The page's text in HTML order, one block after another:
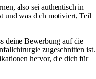
also sei authentisch in
und was dich motiviert, Teil
deine Bewerbung auf die
zugeschnitten ist.
hervor, die dich für